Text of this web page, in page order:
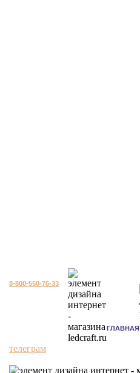
8-800-550-76-33
ГЛАВНАЯ
телеграм